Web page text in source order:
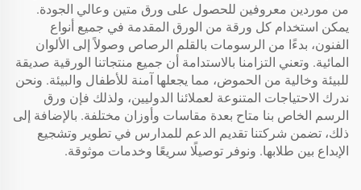
من موردين معروفين للحصول على ورق متين وعالي الجودة.
يمكن استخدام كل ورقة من الورق المقدمة في جميع أنواع
الفنون، بدءًا من الرسومات بالقلم الرصاص وصولاً إلى الألوان
المائية. وتعني التزامنا بالاستدامة أن جميع منتجاتنا الورقية صديقة
للبيئة وخالية من الحموض، مما يجعلها آمنة للأطفال والبيئة. ونحن
ندرك الاحتياجات المتنوعة لعملائنا الدوليين، ولذلك فإن ورق
الرسم الخاص بنا متاح بعدة مقاسات وأوزان مختلفة. بالإضافة إلى
ذلك، تضمن شركتنا تقديم الدعم للمدارس في تطوير وتشجيع
الإبداع بين طلابها. ونوفر توصيلًا سريعًا وخدمات موثوقة.